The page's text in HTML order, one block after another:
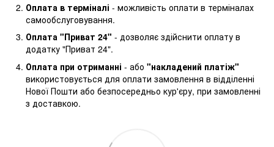
Оплата в терміналі - можливість оплати в терміналах
самообслуговування.
Оплата "Приват 24" - дозволяє здійснити оплату в
додатку "Приват 24".
Оплата при отриманні - або "накладений платіж"
використовується для оплати замовлення в відділенні
Нової Пошти або безпосередньо кур'єру, при замовленні
з доставкою.